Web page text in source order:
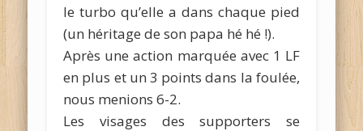
le turbo qu’elle a dans chaque pied
(un héritage de son papa hé hé !).
Après une action marquée avec 1 LF
en plus et un 3 points dans la foulée,
nous menions 6-2.
Les visages des supporters se